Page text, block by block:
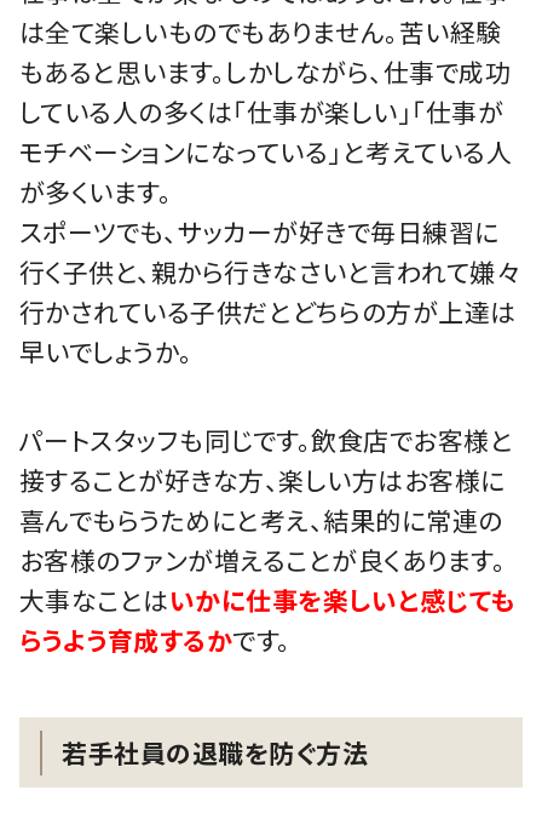
は全て楽しいものでもありません。苦い経験
もあると思います。しかしながら、仕事で成功
している人の多くは「仕事が楽しい」「仕事が
モチベーションになっている」と考えている人
が多くいます。
スポーツでも、サッカーが好きで毎日練習に
行く子供と、親から行きなさいと言われて嫌々
行かされている子供だとどちらの方が上達は
早いでしょうか。
パートスタッフも同じです。飲食店でお客様と
接することが好きな方、楽しい方はお客様に
喜んでもらうためにと考え、結果的に常連の
お客様のファンが増えることが良くあります。
大事なことはいかに仕事を楽しいと感じても
らうよう育成するかです。
若手社員の退職を防ぐ方法